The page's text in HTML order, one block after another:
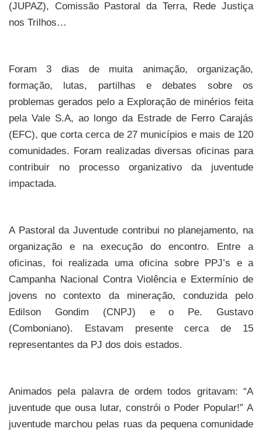
(JUPAZ), Comissão Pastoral da Terra, Rede Justiça
nos Trilhos…
Foram 3 dias de muita animação, organização,
formação, lutas, partilhas e debates sobre os
problemas gerados pelo a Exploração de minérios feita
pela Vale S.A, ao longo da Estrade de Ferro Carajás
(EFC), que corta cerca de 27 municípios e mais de 120
comunidades. Foram realizadas diversas oficinas para
contribuir no processo organizativo da juventude
impactada.
A Pastoral da Juventude contribui no planejamento, na
organização e na execução do encontro. Entre a
oficinas, foi realizada uma oficina sobre PPJ’s e a
Campanha Nacional Contra Violência e Extermínio de
jovens no contexto da mineração, conduzida pelo
Edilson Gondim (CNPJ) e o Pe. Gustavo
(Comboniano). Estavam presente cerca de 15
representantes da PJ dos dois estados.
Animados pela palavra de ordem todos gritavam: “A
juventude que ousa lutar, constrói o Poder Popular!” A
juventude marchou pelas ruas da pequena comunidade